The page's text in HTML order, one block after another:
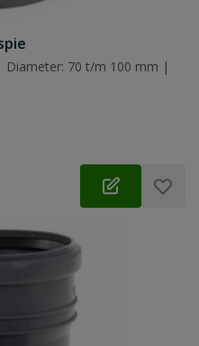
Diameter: 70 t/m 100 mm |